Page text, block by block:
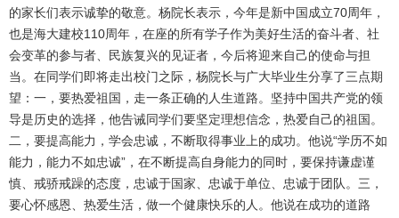
的家长们表示诚挚的敬意。杨院长表示，今年是新中国成立70周年，
也是海大建校110周年，在座的所有学子作为美好生活的奋斗者、社
会变革的参与者、民族复兴的见证者，今后将迎来自己的使命与担
当。在同学们即将走出校门之际，杨院长与广大毕业生分享了三点期
望：一，要热爱祖国，走一条正确的人生道路。坚持中国共产党的领
导是历史的选择，他告诫同学们要坚定理想信念，热爱自己的祖国。
二，要提高能力，学会忠诚，不断取得事业上的成功。他说“学历不如
能力，能力不如忠诚”，在不断提高自身能力的同时，要保持谦虚谨
慎、戒骄戒躁的态度，忠诚于国家、忠诚于单位、忠诚于团队。三，
要心怀感恩、热爱生活，做一个健康快乐的人。他说在成功的道路